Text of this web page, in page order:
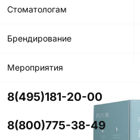
Стоматологам
Брендирование
Мероприятия
8(495)181-20-00
8(800)775-38-49